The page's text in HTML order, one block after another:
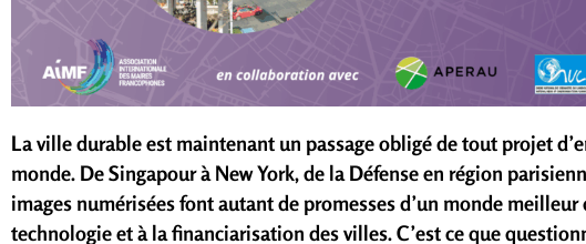
La ville durable est maintenant un passage obligé de tout projet
monde. De Singapour à New York, de la Défense en région
images numérisées font autant de promesses d’un monde meilleur
technologie et à la financiarisation des villes. C’est ce que